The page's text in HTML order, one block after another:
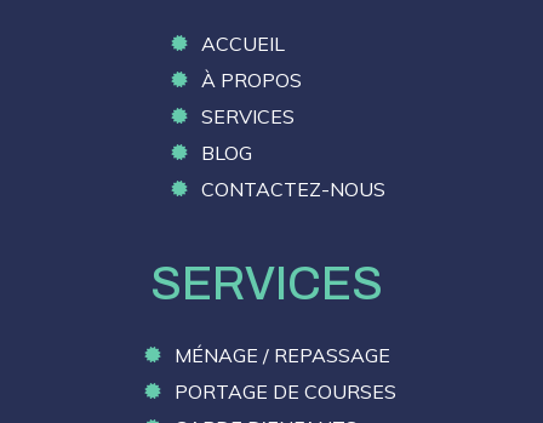
ACCUEIL
À PROPOS
SERVICES
BLOG
CONTACTEZ-NOUS
SERVICES
MÉNAGE / REPASSAGE
PORTAGE DE COURSES